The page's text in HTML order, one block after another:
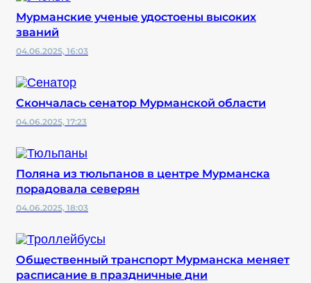
Мурманские ученые удостоены высоких
званий
04.06.2025, 16:03
Скончалась сенатор Мурманской области
04.06.2025, 17:23
Поляна из тюльпанов в центре Мурманска
порадовала северян
04.06.2025, 18:03
Общественный транспорт Мурманска меняет
расписание в праздничные дни